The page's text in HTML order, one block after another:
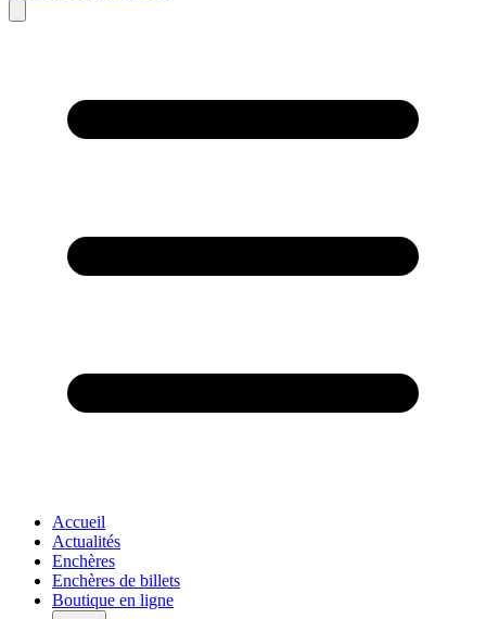
Accueil
Actualités
Enchères
Enchères de billets
Boutique en ligne